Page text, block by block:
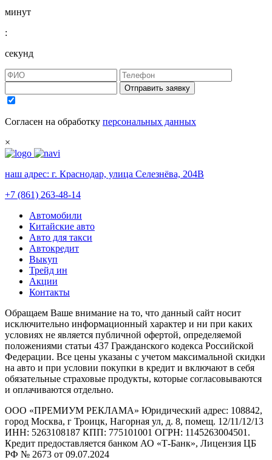
минут
:
секунд
Отправить заявку
Согласен на обработку персональных данных
×
наш адрес: г. Краснодар, улица Селезнёва, 204В
+7 (861) 263-48-14
Автомобили
Китайские авто
Авто для такси
Автокредит
Выкуп
Трейд ин
Акции
Контакты
Обращаем Ваше внимание на то, что данный сайт носит
исключительно информационный характер и ни при каких
условиях не является публичной офертой, определяемой
положениями статьи 437 Гражданского кодекса Российской
Федерации. Все цены указаны с учетом максимальной скидки
на авто и при условии покупки в кредит и включают в себя
обязательные страховые продукты, которые согласовываются
и оплачиваются отдельно.
ООО «ПРЕМИУМ РЕКЛАМА» Юридический адрес: 108842,
город Москва, г Троицк, Нагорная ул, д. 8, помещ. 12/11/12/13
ИНН: 5263108187 КПП: 775101001 ОГРН: 1145263004501.
Кредит предоставляется банком АО «Т-Банк», Лицензия ЦБ
РФ № 2673 от 09.07.2024